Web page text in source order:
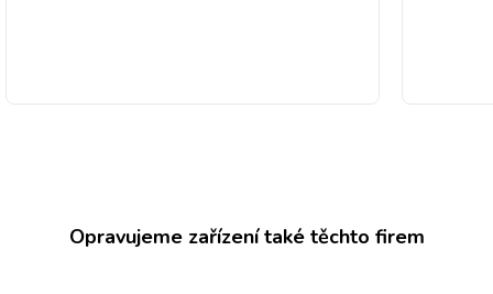
Opravujeme zařízení také těchto firem